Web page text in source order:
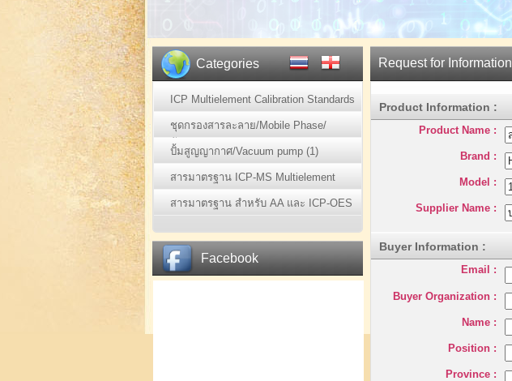
Request for Information
Product Information :
Product Name :
Brand :
Model :
Supplier Name :
Buyer Information :
Email :
Buyer Organization :
Name :
Position :
Province :
Categories
ICP Multielement Calibration Standards
ชุดกรองสารละลาย/Mobile Phase/
ตัวอย่าง (1)
ปั้มสูญญากาศ/Vacuum pump (1)
สารมาตรฐาน ICP-MS Multielement
สารมาตรฐาน สำหรับ AA และ ICP-OES
Facebook